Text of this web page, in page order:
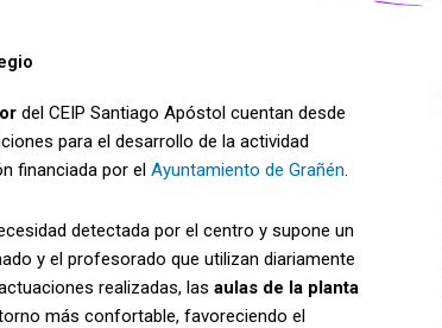
del CEIP Santiago Apóstol cuentan desde
para el desarrollo de la actividad
financiada por el Ayuntamiento de Grañén.
detectada por el centro y supone un
y el profesorado que utilizan diariamente
realizadas, las aulas de la planta
más confortable, favoreciendo el